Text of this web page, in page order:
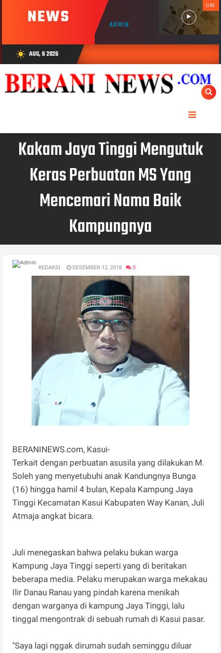
NEWS ADMIN
LIVE
wb_sunny AUG, 6 2026
Kakam Jaya Tinggi Mengutuk
Keras Perbuatan MS Yang
Mencemari Nama Baik
Kampungnya
REDAKSI DESEMBER 12, 2018 0
BERANINEWS.com, Kasui-
Terkait dengan perbuatan asusila yang dilakukan M.
Soleh yang menyetubuhi anak Kandungnya Bunga
(16) hingga hamil 4 bulan, Kepala Kampung Jaya
Tinggi Kecamatan Kasui Kabupaten Way Kanan, Juli
Atmaja angkat bicara.
Juli menegaskan bahwa pelaku bukan warga
Kampung Jaya Tinggi seperti yang di beritakan
beberapa media. Pelaku merupakan warga mekakau
Ilir Danau Ranau yang pindah karena menikah
dengan warganya di kampung Jaya Tinggi, lalu
tinggal mengontrak di sebuah rumah di Kasui pasar.
"Saya lagi nggak dirumah sudah seminggu diluar